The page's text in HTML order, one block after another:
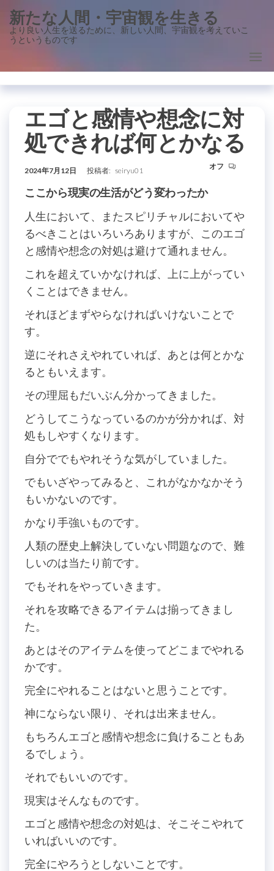
ン
に
新たな人間・宇宙観を生きる
より良い人生を送るために、新しい人間、宇宙観を考えていこ
うというものです
エゴと感情や想念に対
処できれば何とかなる
2024年7月12日 投稿者: seiryu01 オフ
ここから現実の生活がどう変わったか
人生において、またスピリチャルにおいてや
るべきことはいろいろありますが、このエゴ
と感情や想念の対処は避けて通れません。
これを超えていかなければ、上に上がってい
くことはできません。
それほどまずやらなければいけないことで
す。
逆にそれさえやれていれば、あとは何とかな
るともいえます。
その理屈もだいぶん分かってきました。
どうしてこうなっているのかが分かれば、対
処もしやすくなります。
自分ででもやれそうな気がしていました。
でもいざやってみると、これがなかなかそう
もいかないのです。
かなり手強いものです。
人類の歴史上解決していない問題なので、難
しいのは当たり前です。
でもそれをやっていきます。
それを攻略できるアイテムは揃ってきまし
た。
あとはそのアイテムを使ってどこまでやれる
かです。
完全にやれることはないと思うことです。
神にならない限り、それは出来ません。
もちろんエゴと感情や想念に負けることもあ
るでしょう。
それでもいいのです。
現実はそんなものです。
エゴと感情や想念の対処は、そこそこやれて
いればいいのです。
完全にやろうとしないことです。